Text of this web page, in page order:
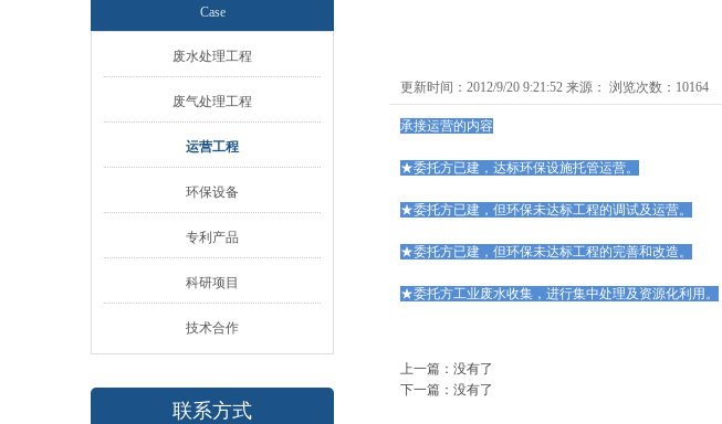
Case
废水处理工程
废气处理工程
运营工程
环保设备
专利产品
科研项目
技术合作
联系方式
更新时间：2012/9/20 9:21:52 来源： 浏览次数：10164
承接运营的内容
★委托方已建，达标环保设施托管运营。
★委托方已建，但环保未达标工程的调试及运营。
★委托方已建，但环保未达标工程的完善和改造。
★委托方工业废水收集，进行集中处理及资源化利用。
上一篇：没有了
下一篇：没有了